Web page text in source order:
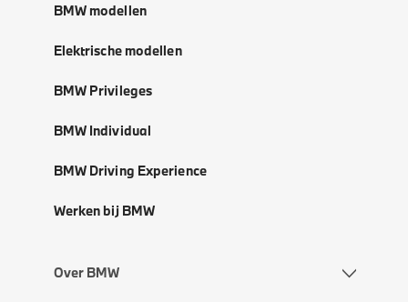
BMW modellen
Elektrische modellen
BMW Privileges
BMW Individual
BMW Driving Experience
Werken bij BMW
Over BMW